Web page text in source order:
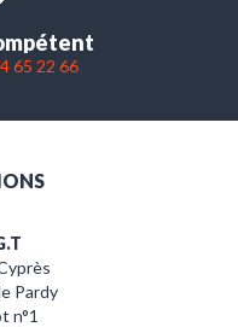
65 22 66
Pardy
n°1